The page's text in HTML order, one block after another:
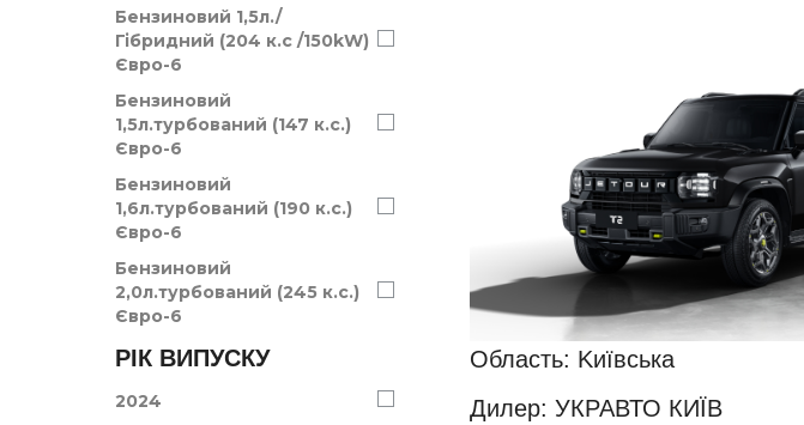
Бензиновий 1,5л./
Гібридний (204 к.с /150kW)
Євро-6
Бензиновий
1,5л.турбований (147 к.с.)
Євро-6
Бензиновий
1,6л.турбований (190 к.с.)
Євро-6
Бензиновий
2,0л.турбований (245 к.с.)
Євро-6
РІК ВИПУСКУ
2024
Область: Kиївська
Дилер: УКРАВТО КИЇВ